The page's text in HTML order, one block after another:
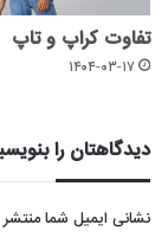
تفاوت کراپ و تاپ
۱۴۰۴-۰۳-۱۷
دیدگاهتان را
نشانی ایمیل شما